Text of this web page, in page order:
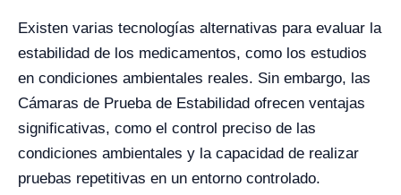
Existen varias tecnologías alternativas para evaluar la
estabilidad de los medicamentos, como los estudios
en condiciones ambientales reales. Sin embargo, las
Cámaras de Prueba de Estabilidad ofrecen ventajas
significativas, como el control preciso de las
condiciones ambientales y la capacidad de realizar
pruebas repetitivas en un entorno controlado.